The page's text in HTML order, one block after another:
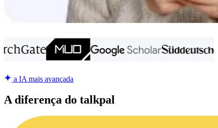
a IA mais avançada
A diferença do talkpal